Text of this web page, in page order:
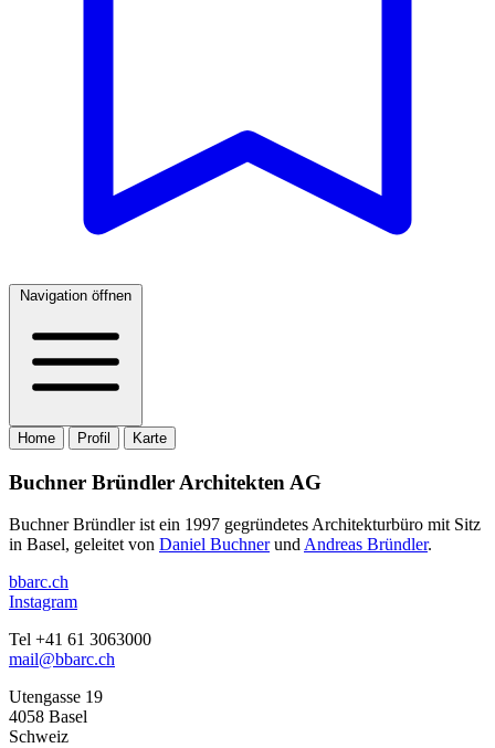
Navigation öffnen
Home Profil Karte
Buchner Bründler Architekten AG
Buchner Bründler ist ein 1997 gegründetes Architekturbüro mit Sitz
in Basel, geleitet von Daniel BuchnerundAndreas Bründler.
bbarc.ch
Instagram
Tel +41 61 3063000
mail@bbarc.ch
Utengasse 19
4058 Basel
Schweiz